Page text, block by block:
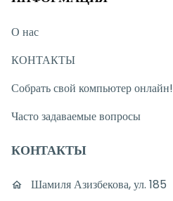
О нас
КОНТАКТЫ
Собрать свой компьютер онлайн!
Часто задаваемые вопросы
КОНТАКТЫ
Шамиля Азизбекова, ул. 185